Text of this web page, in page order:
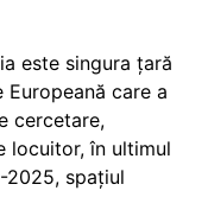
este singura țară
Europeană care a
cercetare,
locuitor, în ultimul
2025, spațiul